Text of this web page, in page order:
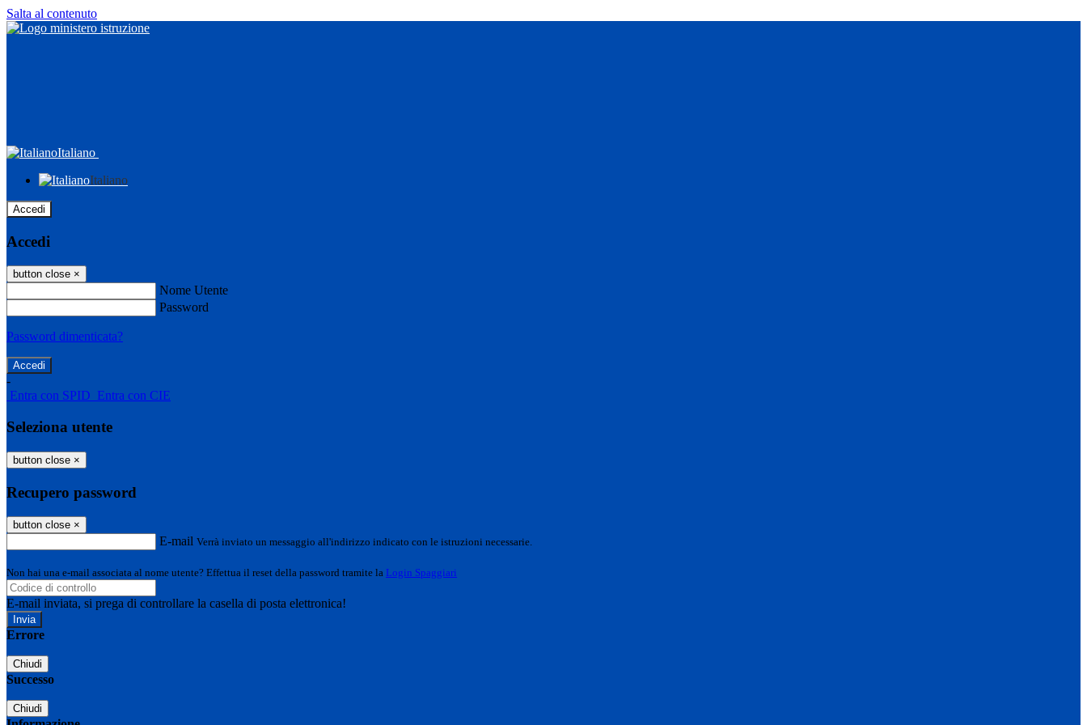
Salta al contenuto
Italiano
Italiano
Accedi
Accedi
button close ×
Nome Utente
Password
Password dimenticata?
-
Entra con SPID Entra con CIE
Seleziona utente
button close ×
Recupero password
button close ×
E-mail Verrà inviato un messaggio all'indirizzo indicato con le istruzioni necessarie.
Non hai una e-mail associata al nome utente? Effettua il reset della password tramite la Login Spaggiari
E-mail inviata, si prega di controllare la casella di posta elettronica!
Errore
Chiudi
Successo
Chiudi